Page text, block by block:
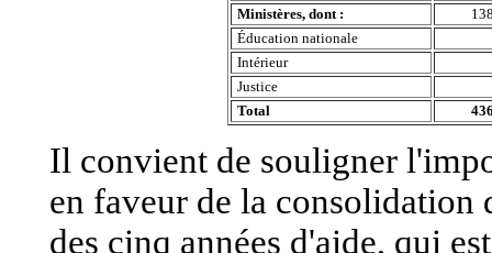
Ministères, dont :
Éducation nationale
Intérieur
Justice
Total
Il convient de souligner
en faveur de la consolidation
des cinq années d'aide, qui